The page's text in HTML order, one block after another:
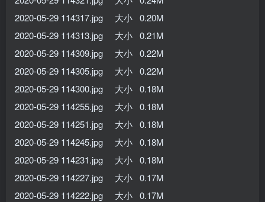
2020-05-29 114317.jpg 大小 0.20M
2020-05-29 114313.jpg 大小 0.21M
2020-05-29 114309.jpg 大小 0.22M
2020-05-29 114305.jpg 大小 0.22M
2020-05-29 114300.jpg 大小 0.18M
2020-05-29 114255.jpg 大小 0.18M
2020-05-29 114251.jpg 大小 0.18M
2020-05-29 114245.jpg 大小 0.18M
2020-05-29 114231.jpg 大小 0.18M
2020-05-29 114227.jpg 大小 0.17M
2020-05-29 114222.jpg 大小 0.17M